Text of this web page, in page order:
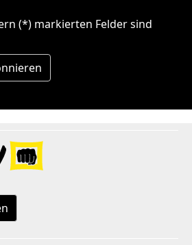
(*) markierten Felder sind